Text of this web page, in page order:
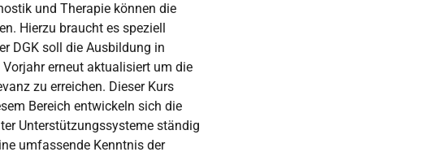
und Therapie können die
Hierzu braucht es speziell
DGK soll die Ausbildung in
erneut aktualisiert um die
zu erreichen. Dieser Kurs
Bereich entwickeln sich die
Unterstützungssysteme ständig
umfassende Kenntnis der